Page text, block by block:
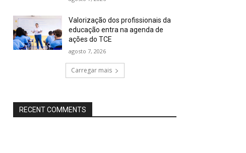
Valorização dos profissionais da
educação entra na agenda de
ações do TCE
agosto 7, 2026
Carregar mais
RECENT COMMENTS